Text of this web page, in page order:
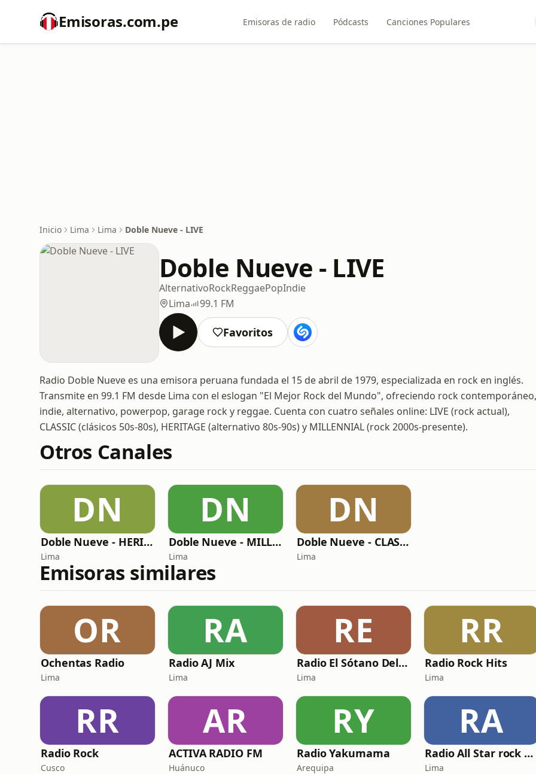
Emisoras.com.pe Emisoras de radio Pódcasts Canciones Populares
Inicio Lima Lima Doble Nueve - LIVE
Doble Nueve - LIVE
AlternativoRockReggaePopIndie
Lima
99.1 FM
Favoritos
Radio Doble Nueve es una emisora peruana fundada el 15 de abril de 1979, especializada en rock en inglés.
Transmite en 99.1 FM desde Lima con el eslogan "El Mejor Rock del Mundo", ofreciendo rock contemporáneo,
indie, alternativo, powerpop, garage rock y reggae. Cuenta con cuatro señales online: LIVE (rock actual),
CLASSIC (clásicos 50s-80s), HERITAGE (alternativo 80s-90s) y MILLENNIAL (rock 2000s-presente).
Otros Canales
DN
Doble Nueve - HERITAGE
Lima
DN
Doble Nueve - MILLENNIAL
Lima
DN
Doble Nueve - CLASSIC
Lima
Emisoras similares
OR
Ochentas Radio
Lima
RA
Radio AJ Mix
Lima
RE
Radio El Sótano Del Rock
Lima
RR
Radio Rock Hits
Lima
RR
Radio Rock
Cusco
AR
ACTIVA RADIO FM
Huánuco
RY
Radio Yakumama
Arequipa
RA
Radio All Star rock & pop on line
Lima